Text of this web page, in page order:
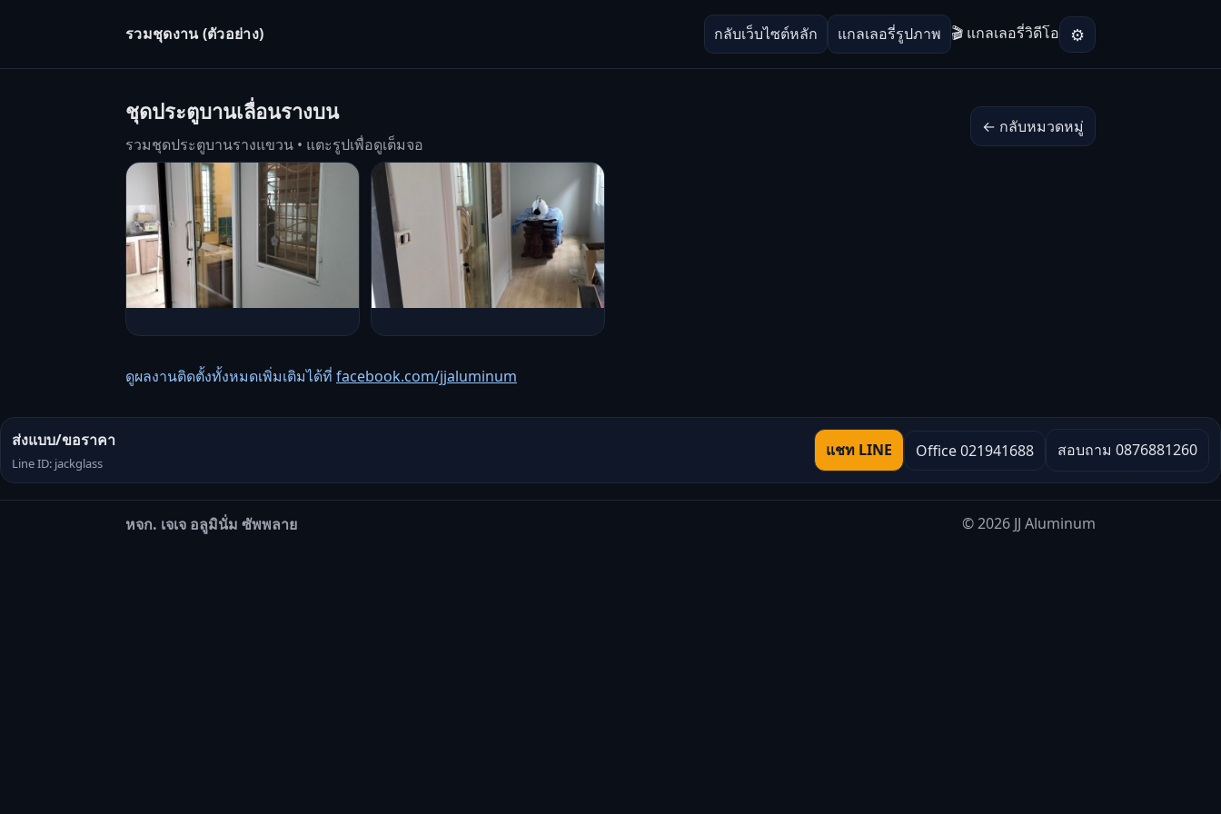
รวมชุดงาน (ตัวอย่าง) กลับเว็บไซต์หลัก แกลเลอรี่รูปภาพ 🎬 แกลเลอรี่วิดีโอ ⚙
ชุดประตูบานเลื่อนรางบน
รวมชุดประตูบานรางแขวน • แตะรูปเพื่อดูเต็มจอ
← กลับหมวดหมู่
ดูผลงานติดตั้งทั้งหมดเพิ่มเติมได้ที่ facebook.com/jjaluminum
ส่งแบบ/ขอราคา
Line ID: jackglass
แชท LINE Office 021941688 สอบถาม 0876881260
หจก. เจเจ อลูมินั่ม ซัพพลาย © 2026 JJ Aluminum